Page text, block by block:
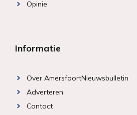
Opinie
Informatie
Over AmersfoortNieuwsbulletin
Adverteren
Contact